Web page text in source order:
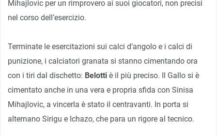
Mihajlovic per un rimprovero ai suoi giocatori, non precisi
nel corso dell’esercizio.
Terminate le esercitazioni sui calci d’angolo e i calci di
punizione, i calciatori granata si stanno cimentando ora
con i tiri dal dischetto: Belotti è il più preciso. Il Gallo si è
cimentato anche in una vera e propria sfida con Sinisa
Mihajlovic, a vincerla è stato il centravanti. In porta si
alternano Sirigu e Ichazo, che para un rigore al tecnico.